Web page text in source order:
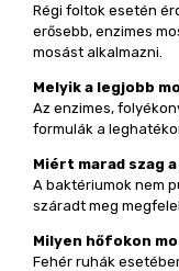
Régi foltok esetén
erősebb, enzimes
mosást alkalmazni.
Melyik a legjobb
Az enzimes,
formulák a
Miért marad szag
A baktériumok nem
száradt meg
Milyen hőfokon
Fehér ruhák